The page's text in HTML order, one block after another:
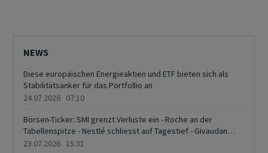
NEWS
Diese europäischen Energieaktien und ETF bieten sich als
Stabilitätsanker für das Portfollio an
24.07.2026 07:10
Börsen-Ticker: SMI grenzt Verluste ein - Roche an der
Tabellenspitze - Nestlé schliesst auf Tagestief - Givaudan
schwach - Höhere Ölpreise und Bondrenditen belasten
23.07.2026 15:31